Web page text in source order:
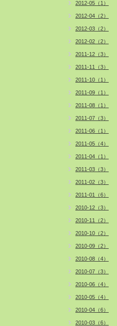
2012-05（1）
2012-04（2）
2012-03（2）
2012-02（2）
2011-12（3）
2011-11（3）
2011-10（1）
2011-09（1）
2011-08（1）
2011-07（3）
2011-06（1）
2011-05（4）
2011-04（1）
2011-03（3）
2011-02（3）
2011-01（6）
2010-12（3）
2010-11（2）
2010-10（2）
2010-09（2）
2010-08（4）
2010-07（3）
2010-06（4）
2010-05（4）
2010-04（6）
2010-03（6）